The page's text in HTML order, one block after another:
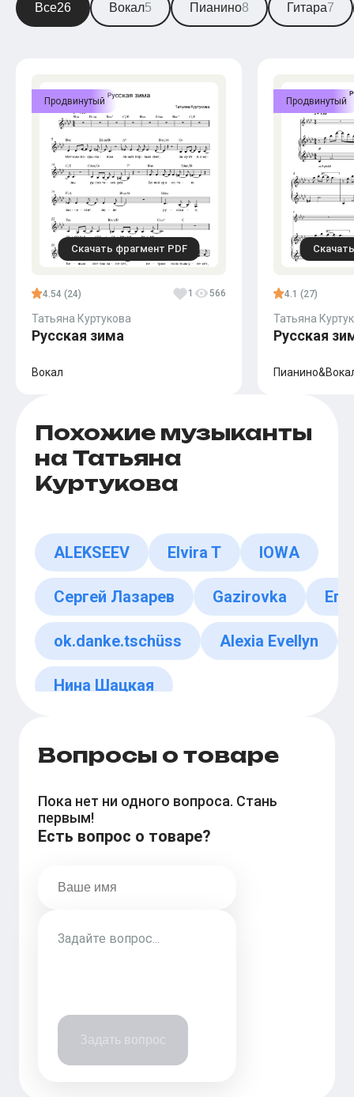
Все26 Вокал5 Пианино8 Гитара7
Продвинутый
Скачать фрагмент PDF
4.54 (24) 1 566
Татьяна Куртукова
Русская зима
Вокал
Продвинутый
4.1 (27)
Татьяна
Русская
Похожие музыканты
на Татьяна
Куртукова
ALEKSEEV Elvira T IOWA
Сергей Лазарев Gazirovka
ok.danke.tschüss Alexia Evellyn
Нина Шацкая
Вопросы о товаре
Пока нет ни одного вопроса. Стань
первым!
Есть вопрос о товаре?
Задать вопрос